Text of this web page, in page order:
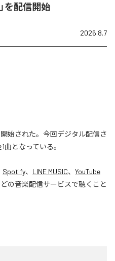
を配信開始
2026.8.7
開始された。今回デジタル配信さ
曲となっている。
Spotify、 LINE MUSIC、 YouTube
の音楽配信サービスで聴くこと